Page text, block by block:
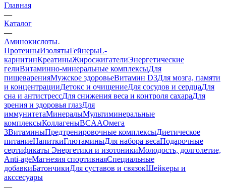
Главная
—
Каталог
—
Аминокислоты
ПротеиныИзолятыГейнерыL-
карнитинКреатиныЖиросжигателиЭнергетические
гелиВитаминно-минеральные комплексыДля
пищеваренияМужское здоровьеВитамин D3Для мозга, памяти
и концентрацииДетокс и очищениеДля сосудов и сердцаДля
сна и антистрессДля снижения веса и контроля сахараДля
зрения и здоровья глазДля
иммунитетаМинералыМультиминеральные
комплексыКоллагеныBCAAОмега
3ВитаминыПредтренировочные комплексыДиетическое
питаниеНапиткиГлютаминыДля набора весаПодарочные
сертификаты Энергетики и изотоникиМолодость, долголетие,
Anti-ageМагнезия спортивнаяСпециальные
добавкиБатончикиДля суставов и связокШейкеры и
акссесуары
—